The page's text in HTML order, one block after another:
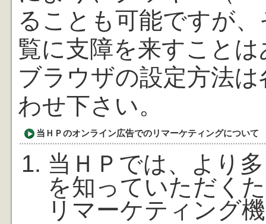
ることも可能ですが
覧に支障を来すこと
ブラウザの設定方法
わせ下さい。
当ＨＰのオンライン広告でのリマーケティングについて
当ＨＰでは、より
を知っていただく
リマーケティング